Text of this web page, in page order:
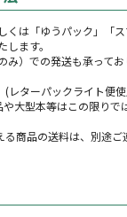
くは「ゆうパック」「
ます。
）での発送も承ってお
レターパックライト便
大型本等はこの限りで
る商品の送料は、別途ご